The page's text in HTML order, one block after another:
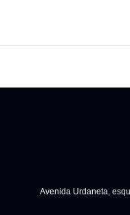
Avenida Urdaneta,